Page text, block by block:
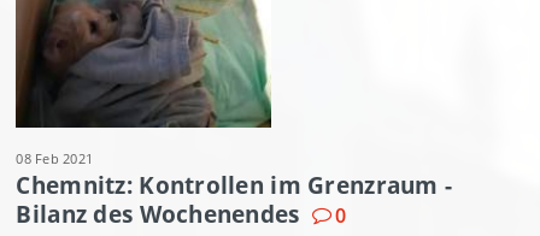
08 Feb 2021
Chemnitz: Kontrollen im Grenzraum -
Bilanz des Wochenendes
0